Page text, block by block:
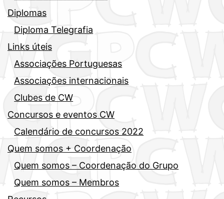
Diplomas
Diploma Telegrafia
Links úteis
Associações Portuguesas
Associações internacionais
Clubes de CW
Concursos e eventos CW
Calendário de concursos 2022
Quem somos + Coordenação
Quem somos – Coordenação do Grupo
Quem somos – Membros